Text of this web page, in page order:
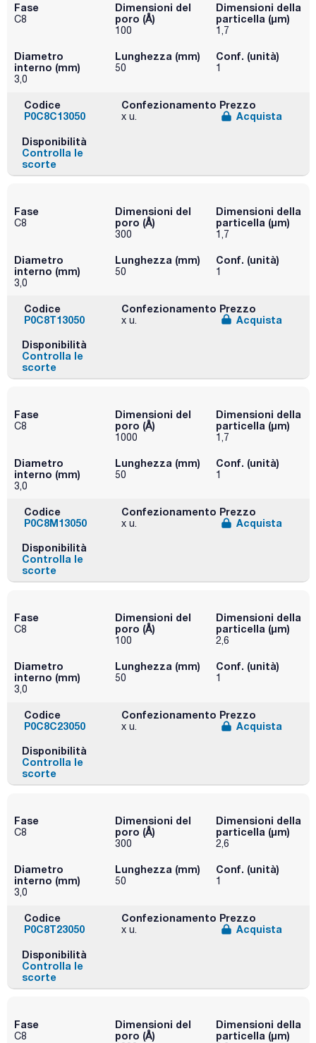
Fase
C8
Dimensioni del
poro (Å)
100
Dimensioni della
particella (μm)
1,7
Diametro
interno (mm)
3,0
Lunghezza (mm)
50
Conf. (unità)
1
Codice
P0C8C13050
Confezionamento
x u.
Prezzo
Acquista
Disponibilità
Controlla le
scorte
Fase
C8
Dimensioni del
poro (Å)
300
Dimensioni della
particella (μm)
1,7
Diametro
interno (mm)
3,0
Lunghezza (mm)
50
Conf. (unità)
1
Codice
P0C8T13050
Confezionamento
x u.
Prezzo
Acquista
Disponibilità
Controlla le
scorte
Fase
C8
Dimensioni del
poro (Å)
1000
Dimensioni della
particella (μm)
1,7
Diametro
interno (mm)
3,0
Lunghezza (mm)
50
Conf. (unità)
1
Codice
P0C8M13050
Confezionamento
x u.
Prezzo
Acquista
Disponibilità
Controlla le
scorte
Fase
C8
Dimensioni del
poro (Å)
100
Dimensioni della
particella (μm)
2,6
Diametro
interno (mm)
3,0
Lunghezza (mm)
50
Conf. (unità)
1
Codice
P0C8C23050
Confezionamento
x u.
Prezzo
Acquista
Disponibilità
Controlla le
scorte
Fase
C8
Dimensioni del
poro (Å)
300
Dimensioni della
particella (μm)
2,6
Diametro
interno (mm)
3,0
Lunghezza (mm)
50
Conf. (unità)
1
Codice
P0C8T23050
Confezionamento
x u.
Prezzo
Acquista
Disponibilità
Controlla le
scorte
Fase
C8
Dimensioni del
poro (Å)
Dimensioni della
particella (μm)